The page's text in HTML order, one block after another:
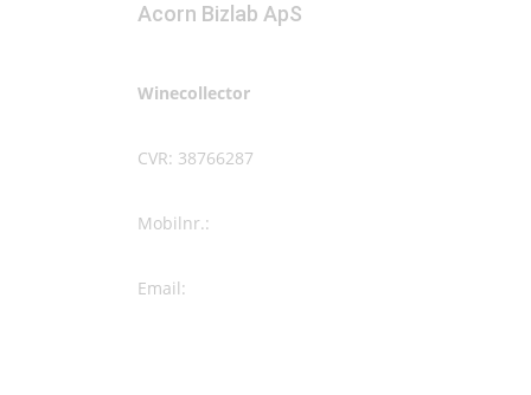
Acorn Bizlab ApS
Winecollector
CVR: 38766287
Mobilnr.:
Email: